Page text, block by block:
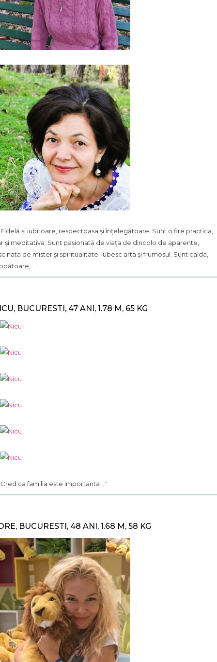
Fidelă și iubitoare, respectoasa și înțelegătoare. Sunt o fire practica,
și meditativa. Sunt pasionată de viața de dincolo de aparente,
de mister și spiritualitate. Iubesc arta și frumosul. Sunt calda,
"
BUCURESTI, 47 ANI, 1.78 M, 65 KG
Cred ca familia este importanta ..."
BUCURESTI, 48 ANI, 1.68 M, 58 KG